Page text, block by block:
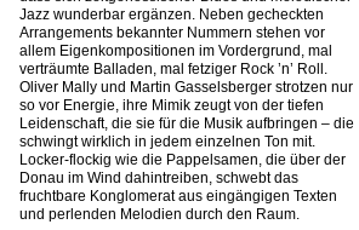
Jazz wunderbar ergänzen. Neben gecheckten
Arrangements bekannter Nummern stehen vor
allem Eigenkompositionen im Vordergrund, mal
verträumte Balladen, mal fetziger Rock ’n’ Roll.
Oliver Mally und Martin Gasselsberger strotzen nur
so vor Energie, ihre Mimik zeugt von der tiefen
Leidenschaft, die sie für die Musik aufbringen – die
schwingt wirklich in jedem einzelnen Ton mit.
Locker-flockig wie die Pappelsamen, die über der
Donau im Wind dahintreiben, schwebt das
fruchtbare Konglomerat aus eingängigen Texten
und perlenden Melodien durch den Raum.